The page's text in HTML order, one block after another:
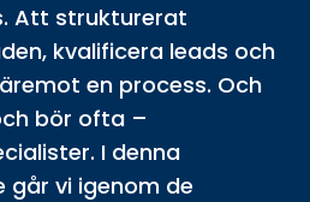
Att strukturerat
kvalificera leads och
en process. Och
bör ofta –
I denna
går vi igenom de